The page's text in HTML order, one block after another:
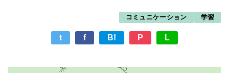
コミュニケーション 学習
t f B! P L